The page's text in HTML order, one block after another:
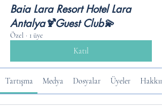
Baia Lara Resort Hotel Lara
Antalya🍹Guest Club💫
Özel · 1 üye
Katıl
Tartışma Medya Dosyalar Üyeler